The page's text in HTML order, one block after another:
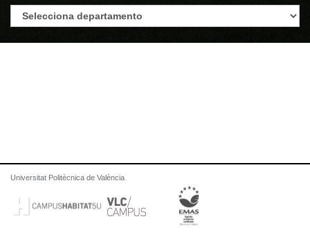
Universitat Politècnica de València